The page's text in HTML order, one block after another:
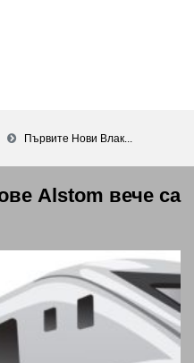
Първите Нови Влак...
Alstom вече са